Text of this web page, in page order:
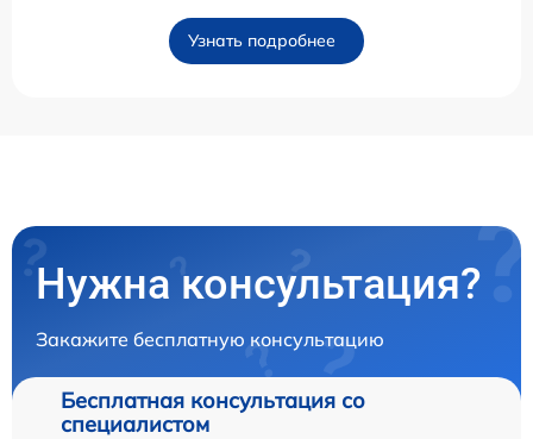
Узнать подробнее
Нужна консультация?
Закажите бесплатную консультацию
Бесплатная консультация со
специалистом